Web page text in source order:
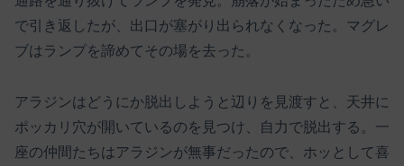
で引き返したが、出口が塞がり出られなくなった。マグレ
ブはランプを諦めてその場を去った。
アラジンはどうにか脱出しようと辺りを見渡すと、天井に
ポッカリ穴が開いているのを見つけ、自力で脱出する。一
座の仲間たちはアラジンが無事だったので、ホッとして喜